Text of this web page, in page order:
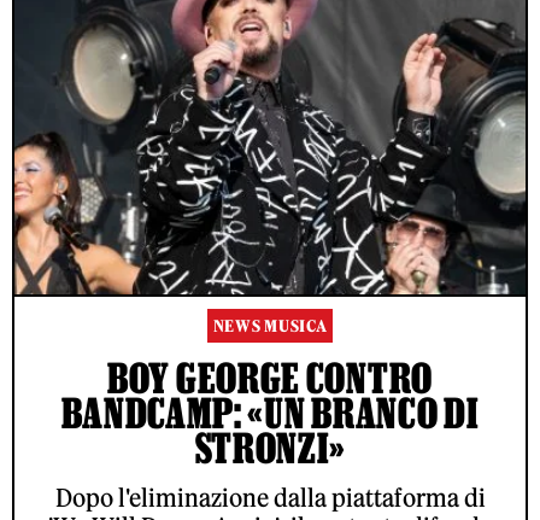
NEWS MUSICA
BOY GEORGE CONTRO
BANDCAMP: «UN BRANCO DI
STRONZI»
Dopo l'eliminazione dalla piattaforma di
ACCETTO LE NORME SUL TRATTAMENTO DEI DATI E
L'INVIO DELLA NEWSLETTER DI RS